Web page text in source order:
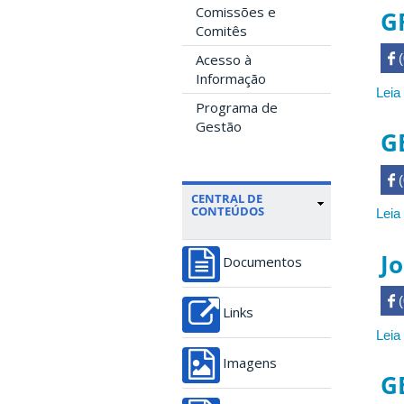
Comissões e
Comitês
Acesso à
Informação
Programa de
Gestão
CENTRAL DE
CONTEÚDOS
Documentos
Links
Imagens


